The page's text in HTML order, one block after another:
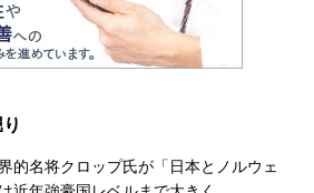
的名将クロップ氏が「日本とノルウェ